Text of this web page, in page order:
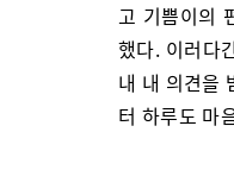
고 기쁨이의
했다. 이러다
내 내 의견을
터 하루도 마